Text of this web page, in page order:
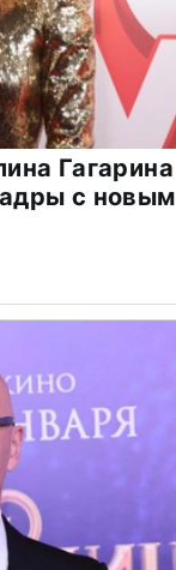
Гагарина
с новым